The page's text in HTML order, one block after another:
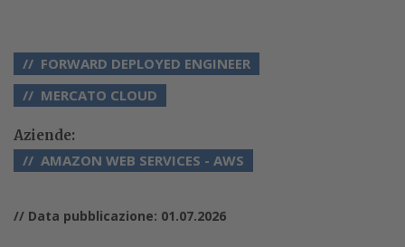
FORWARD DEPLOYED ENGINEER
MERCATO CLOUD
Aziende:
AMAZON WEB SERVICES - AWS
// Data pubblicazione: 01.07.2026